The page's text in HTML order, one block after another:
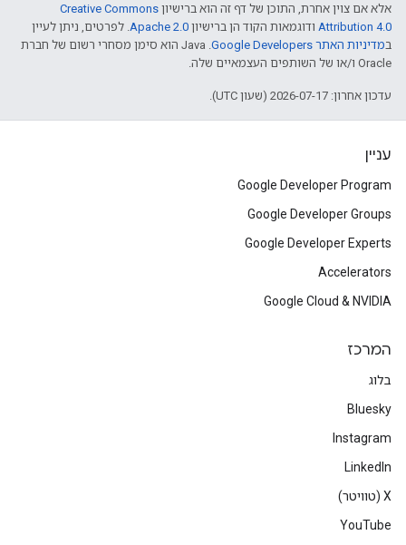
אלא אם צוין אחרת, התוכן של דף זה הוא ברישיון Creative Commons
Attribution 4.0 ודוגמאות הקוד הן ברישיון Apache 2.0. לפרטים, ניתן לעיין
במדיניות האתר Google Developers‏
.‏ Java הוא סימן מסחרי רשום של חברת
Oracle ו/או של השותפים העצמאיים שלה.
עדכון אחרון: 2026-07-17 (שעון UTC).
עניין
Google Developer Program
Google Developer Groups
Google Developer Experts
Accelerators
Google Cloud & NVIDIA
המרכז
בלוג
Bluesky
Instagram
LinkedIn
‫X (טוויטר)
YouTube